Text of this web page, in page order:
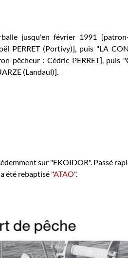
jusqu'en février 1991
PERRET (Portivy)], puis "LA
pêcheur : Cédric PERRET], puis
(Landaul)].
sur "EKOIDOR". Passé
été rebaptisé "ATAO".